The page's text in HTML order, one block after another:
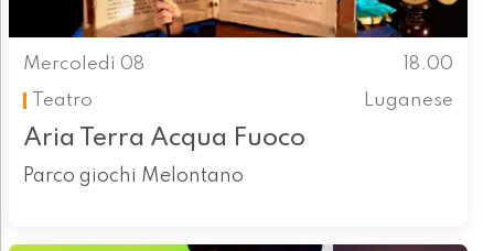
Mercoledì 08
18.00
Teatro
Luganese
Aria Terra Acqua Fuoco
Parco giochi Melontano